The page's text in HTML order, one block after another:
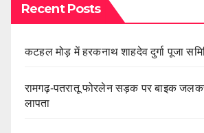
Recent Posts
कटहल मोड़ में हरकनाथ शाहदेव दुर्गा पूजा
रामगढ़-पतरातू फोरलेन सड़क पर बाइक
लापता